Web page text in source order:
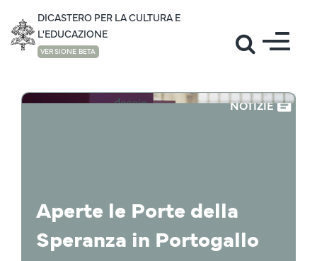
DICASTERO PER LA CULTURA E
L'EDUCAZIONE
VERSIONE BETA
NOTIZIE
Aperte le Porte della
Speranza in Portogallo